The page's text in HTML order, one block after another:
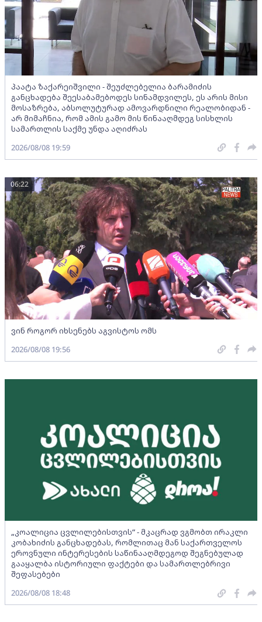
პაატა ზაქარეიშვილი - შეუძლებელია ბარამიძის
განცხადება შეესაბამებოდეს სინამდვილეს, ეს არის მისი
მოსაზრება, აბსოლუტურად ამოვარდნილი რეალობიდან -
არ მიმაჩნია, რომ ამის გამო მის წინააღმდეგ სისხლის
სამართლის საქმე უნდა აღიძრას
2026/08/08 19:59
ვინ როგორ იხსენებს აგვისტოს ომს
06:22
2026/08/08 19:56
„კოალიცია ცვლილებისთვის“ - მკაცრად ვგმობთ ირაკლი
კობახიძის განცხადებას, რომლითაც მან საქართველოს
ეროვნული ინტერესების საწინააღმდეგოდ შეგნებულად
გააყალბა ისტორიული ფაქტები და სამართლებრივი
შეფასებები
2026/08/08 18:48